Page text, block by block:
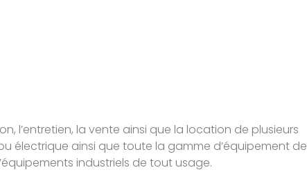
l’entretien, la vente ainsi que la location de plusieurs
électrique ainsi que toute la gamme d’équipement de
industriels de tout usage.